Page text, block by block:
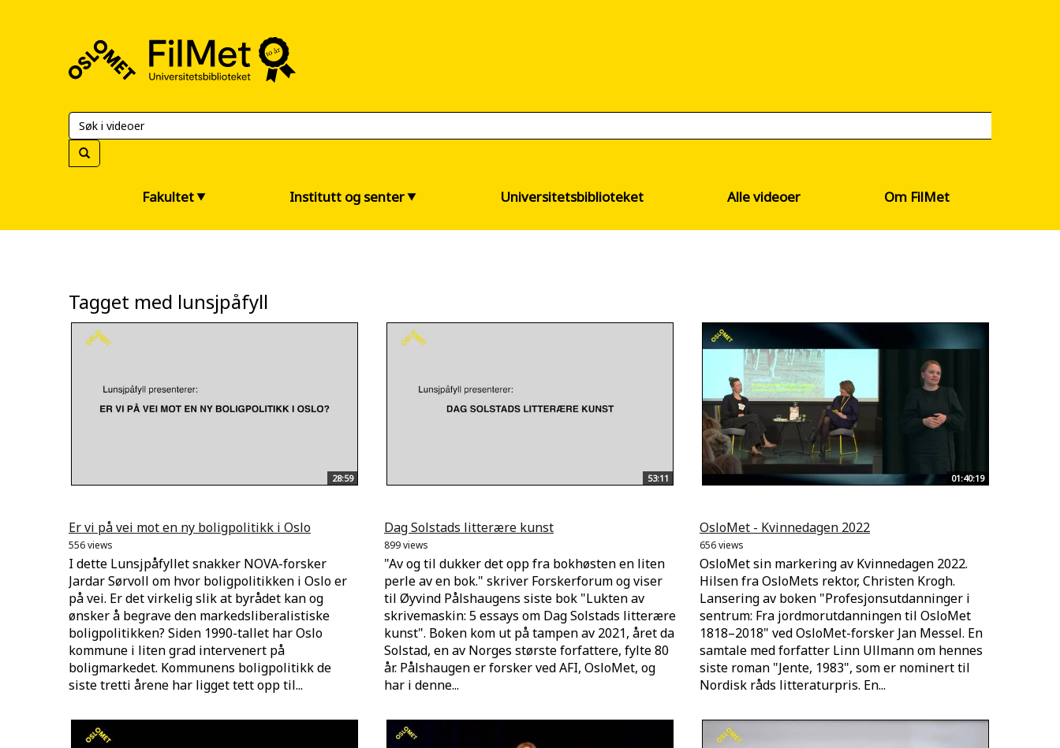
Universitetsbiblioteket
Fakultet Institutt og senter Universitetsbiblioteket Alle videoer Om FilMet
Tagget med lunsjpåfyll
28:59
Er vi på vei mot en ny boligpolitikk i Oslo
556 views
I dette Lunsjpåfyllet snakker NOVA-forsker
Jardar Sørvoll om hvor boligpolitikken i Oslo er
på vei. Er det virkelig slik at byrådet kan og
ønsker å begrave den markedsliberalistiske
boligpolitikken? Siden 1990-tallet har Oslo
kommune i liten grad intervenert på
boligmarkedet. Kommunens boligpolitikk de
siste tretti årene har ligget tett opp til...
53:11
Dag Solstads litterære kunst
899 views
"Av og til dukker det opp fra bokhøsten en liten
perle av en bok." skriver Forskerforum og viser
til Øyvind Pålshaugens siste bok "Lukten av
skrivemaskin: 5 essays om Dag Solstads litterære
kunst". Boken kom ut på tampen av 2021, året da
Solstad, en av Norges største forfattere, fylte 80
år. Pålshaugen er forsker ved AFI, OsloMet, og
har i denne...
01:40:19
OsloMet - Kvinnedagen 2022
656 views
OsloMet sin markering av Kvinnedagen 2022.
Hilsen fra OsloMets rektor, Christen Krogh.
Lansering av boken "Profesjonsutdanninger i
sentrum: Fra jordmorutdanningen til OsloMet
1818–2018" ved OsloMet-forsker Jan Messel. En
samtale med forfatter Linn Ullmann om hennes
siste roman "Jente, 1983", som er nominert til
Nordisk råds litteraturpris. En...